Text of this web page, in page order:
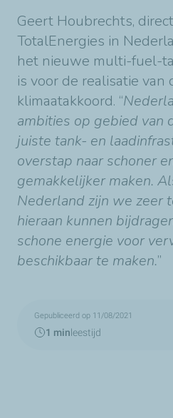
Geert Houbrechts,
TotalEnergies in
het nieuwe multi-fuel-
is voor de realisatie
klimaatakkoord. “
ambities op gebied van
juiste tank- en
overstap naar schoner
gemakkelijker maken.
Nederland zijn we zeer
hieraan kunnen
schone energie voor
beschikbaar te maken.”
Gepubliceerd op 11/08/2021
1 minleestijd